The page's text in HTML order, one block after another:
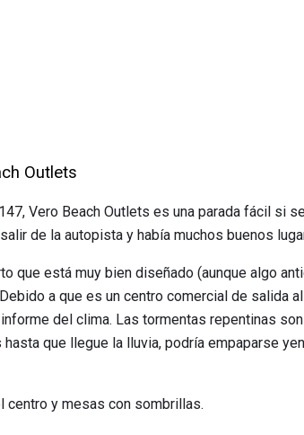
Outlets
Vero Beach Outlets es una parada fácil si
de la autopista y había muchos buenos
que está muy bien diseñado (aunque algo
a que es un centro comercial de salida
del clima. Las tormentas repentinas
que llegue la lluvia, podría empaparse
centro y mesas con sombrillas.